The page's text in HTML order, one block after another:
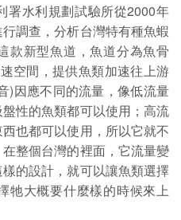
署水利規劃試驗所從2000年
調查，分析台灣特有種魚蝦
款新型魚道，魚道分為魚骨
空間，提供魚類加速往上游
)因應不同的流量，像低流量
性的魚類都可以使用；高流
也都可以使用，所以它就不
整個台灣的裡面，它流量變
的設計，就可以讓魚類選擇
牠大概要什麼樣的時候來上